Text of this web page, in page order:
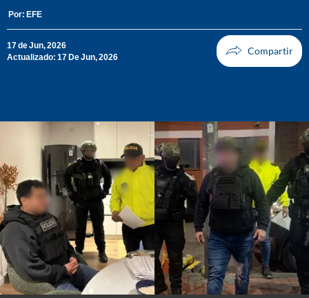
Por: EFE
17 de Jun, 2026
Actualizado: 17 De Jun, 2026